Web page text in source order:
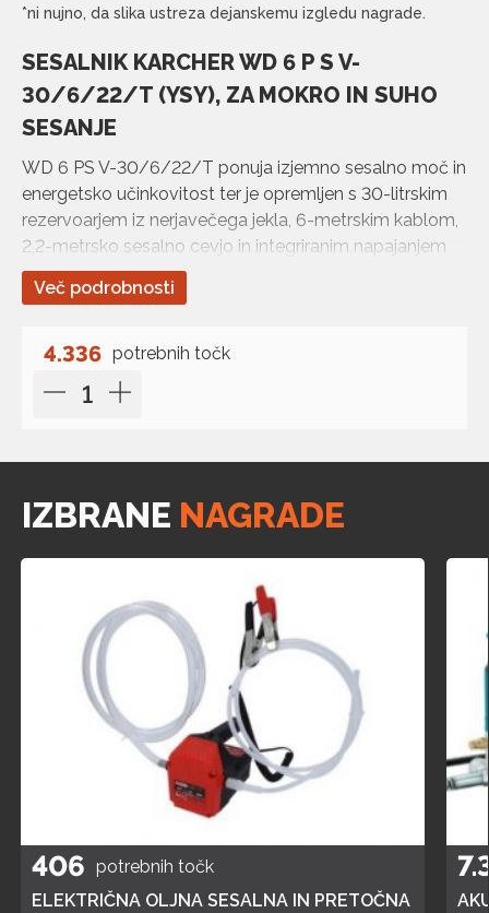
*ni nujno, da slika ustreza dejanskemu izgledu nagrade.
SESALNIK KARCHER WD 6 P S V-
30/6/22/T (YSY), ZA MOKRO IN SUHO
SESANJE
WD 6 PS V-30/6/22/T ponuja izjemno sesalno moč in
energetsko učinkovitost ter je opremljen s 30-litrskim
rezervoarjem iz nerjavečega jekla, 6-metrskim kablom,
2,2-metrsko sesalno cevjo in integriranim napajanjem
vtičnic.
Več podrobnosti
4.336 potrebnih točk
IZBRANE NAGRADE
406 potrebnih točk
ELEKTRIČNA OLJNA SESALNA IN PRETOČNA